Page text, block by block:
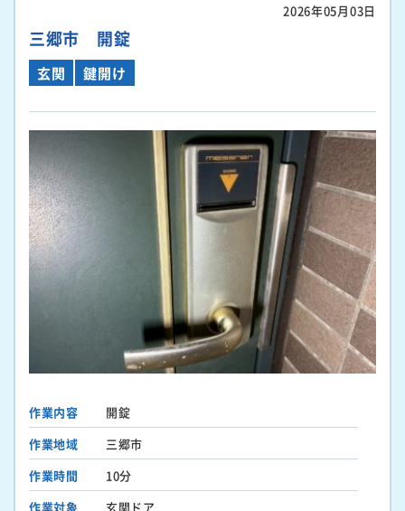
2026年05月03日
三郷市 開錠
玄関 鍵開け
作業内容
開錠
作業地域
三郷市
作業時間
10分
作業対象
玄関ドア